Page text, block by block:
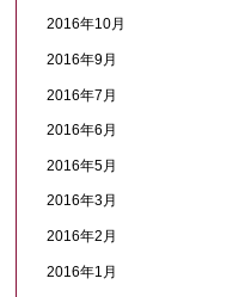
2016年10月
2016年9月
2016年7月
2016年6月
2016年5月
2016年3月
2016年2月
2016年1月